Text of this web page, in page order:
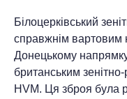
Білоцерківський
справжнім вартовим
Донецькому
британським
HVM. Ця зброя була